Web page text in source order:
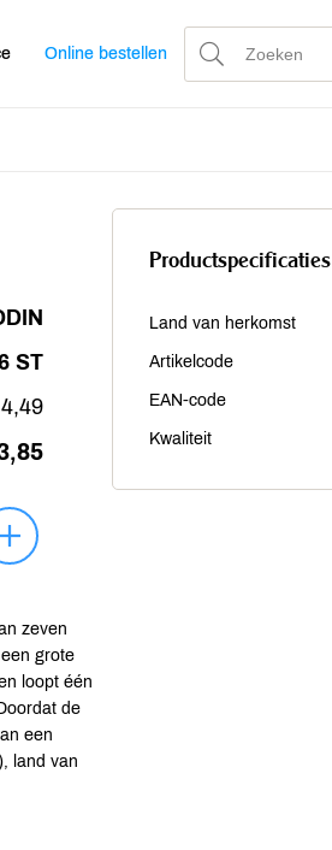
Online bestellen
ST
zeven
grote
loopt één
de
een
land van
Productspecificaties
Land van herkomst
Artikelcode
EAN-code
Kwaliteit